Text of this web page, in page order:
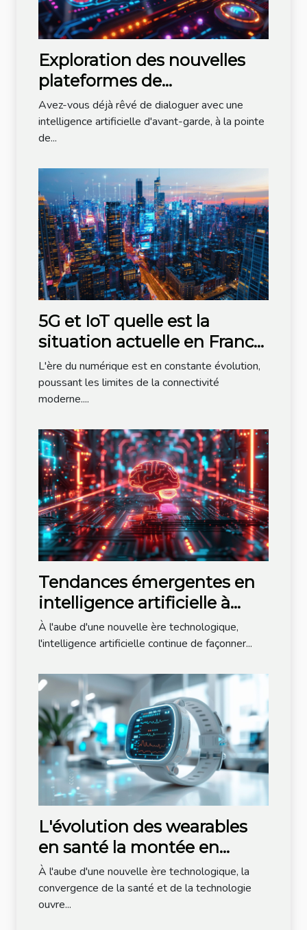
Exploration des nouvelles
plateformes de
conversation IA en 2024
Avez-vous déjà rêvé de dialoguer avec une
intelligence artificielle d'avant-garde, à la pointe
de...
5G et IoT quelle est la
situation actuelle en France
et perspectives d'avenir
L'ère du numérique est en constante évolution,
poussant les limites de la connectivité
moderne....
Tendances émergentes en
intelligence artificielle à
surveiller en 2023
À l'aube d'une nouvelle ère technologique,
l'intelligence artificielle continue de façonner...
L'évolution des wearables
en santé la montée en
puissance de la
télémédecine
À l'aube d'une nouvelle ère technologique, la
convergence de la santé et de la technologie
ouvre...